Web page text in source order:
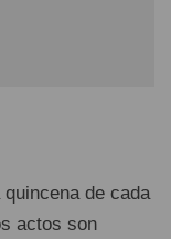
de cada
actos son